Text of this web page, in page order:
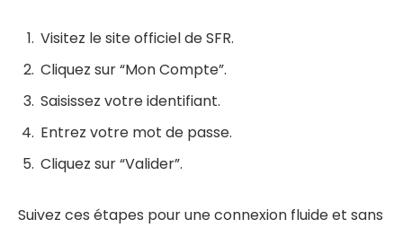
Visitez le site officiel de SFR.
Cliquez sur “Mon Compte”.
Saisissez votre identifiant.
Entrez votre mot de passe.
Cliquez sur “Valider”.
Suivez ces étapes pour une connexion fluide et sans